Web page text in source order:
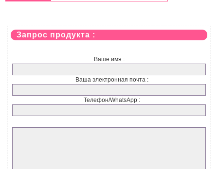
Запрос продукта :
Ваше имя :
Ваша электронная почта :
Телефон/WhatsApp :